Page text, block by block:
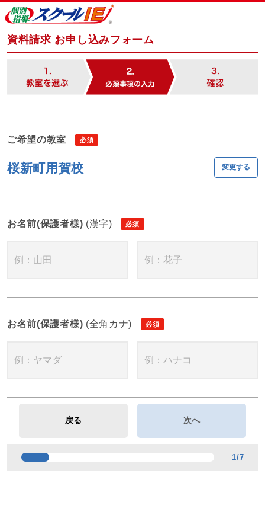
資料請求 お申し込みフォーム
ご希望の教室
桜新町用賀校 変更する
お名前(保護者様) (漢字)
お名前(保護者様) (全角カナ)
1/7